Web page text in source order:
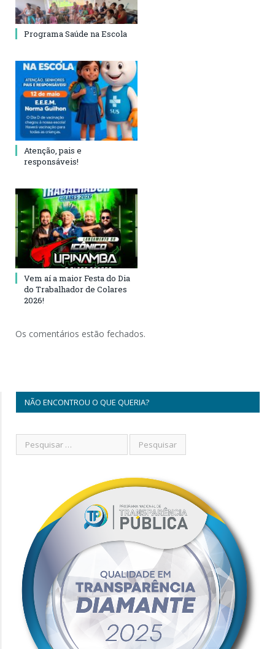
Programa Saúde na Escola
Atenção, pais e
responsáveis!
Vem aí a maior Festa do Dia
do Trabalhador de Colares
2026!
Os comentários estão fechados.
NÃO ENCONTROU O QUE QUERIA?